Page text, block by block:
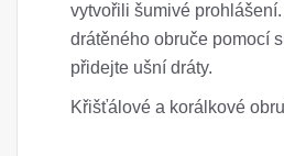
vytvořili šumivé
drátěného obruče pomocí
přidejte ušní dráty.
Křišťálové a korálkové